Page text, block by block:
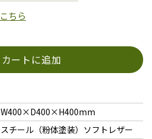
こちら
カートに追加
W400×D400×H400mm
スチール（粉体塗装）ソフトレザー